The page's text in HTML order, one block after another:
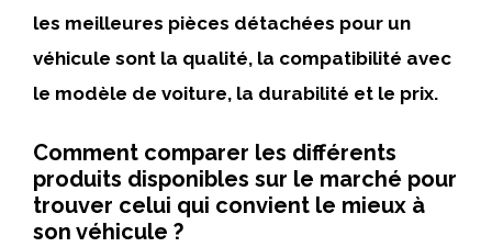
les meilleures pièces détachées pour un
véhicule sont la qualité, la compatibilité avec
le modèle de voiture, la durabilité et le prix.
Comment comparer les différents
produits disponibles sur le marché pour
trouver celui qui convient le mieux à
son véhicule ?